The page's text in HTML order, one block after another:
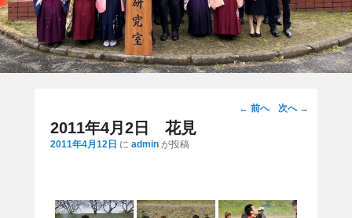
投
シ
← 前へ 次へ →
2011年4月2日 花見
2011年4月12日 に admin が投稿